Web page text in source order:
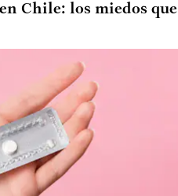
Chile: los miedos que